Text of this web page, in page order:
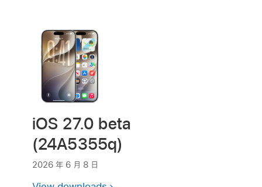
iOS 27.0 beta
(24A5355q)
2026 年 6 月 8 日